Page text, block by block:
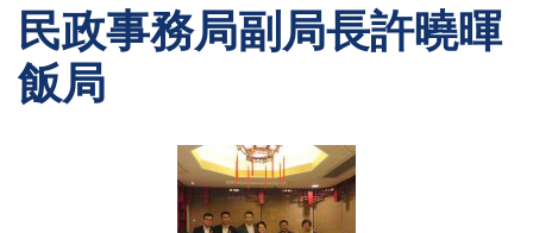
民政事務局副局長許曉暉
飯局